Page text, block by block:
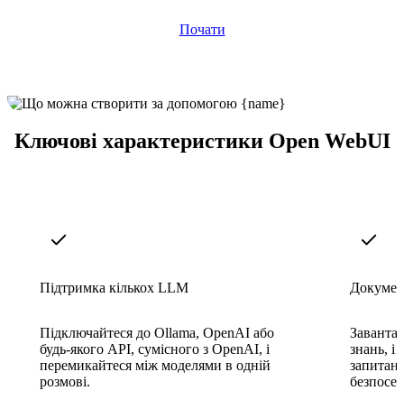
Почати
Ключові характеристики Open WebUI
Підтримка кількох LLM
Підключайтеся до Ollama, OpenAI або
будь-якого API, сумісного з OpenAI, і
перемикайтеся між моделями в одній
розмові.
знань, і